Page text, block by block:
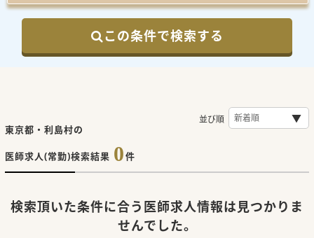
この条件で検索する
東京都・利島村の
医師求人(常勤)検索結果 0件
並び順
検索頂いた条件に合う医師求人情報は見つかりま
せんでした。